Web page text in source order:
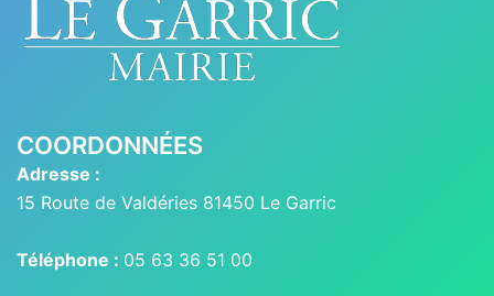
COORDONNÉES
Adresse :
15 Route de Valdéries 81450 Le Garric
Téléphone : 05 63 36 51 00